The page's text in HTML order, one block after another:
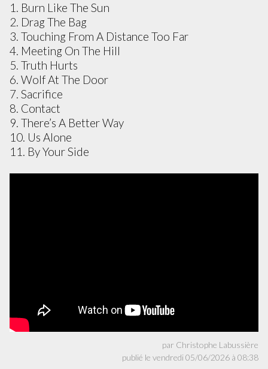
1. Burn Like The Sun
2. Drag The Bag
3. Touching From A Distance Too Far
4. Meeting On The Hill
5. Truth Hurts
6. Wolf At The Door
7. Sacrifice
8. Contact
9. There’s A Better Way
10. Us Alone
11. By Your Side
par Christophe Labussière
publié le vendredi 05/06/2026 à 08:38